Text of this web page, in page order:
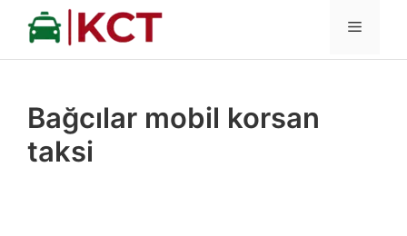
İçeriğe
MENÜ
Bağcılar mobil korsan
taksi